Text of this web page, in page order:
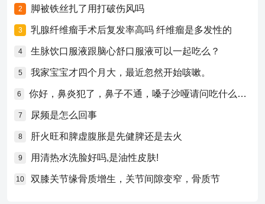
2 脚被铁丝扎了用打破伤风吗
3 乳腺纤维瘤手术后复发率高吗 纤维瘤是多发性的
4 生脉饮口服液跟脑心舒口服液可以一起吃么？
5 我家宝宝才四个月大，最近忽然开始咳嗽。
6 你好，鼻炎犯了，鼻子不通，嗓子沙哑请问吃什么药比较好？
7 尿频是怎么回事
8 肝火旺和脾虚腹胀是先健脾还是去火
9 用清热水洗脸好吗,是油性皮肤!
10 双膝关节缘骨质增生，关节间隙变窄，骨质节